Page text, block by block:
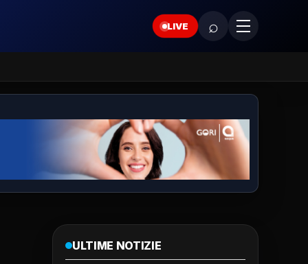
LIVE ⌕
ULTIME NOTIZIE